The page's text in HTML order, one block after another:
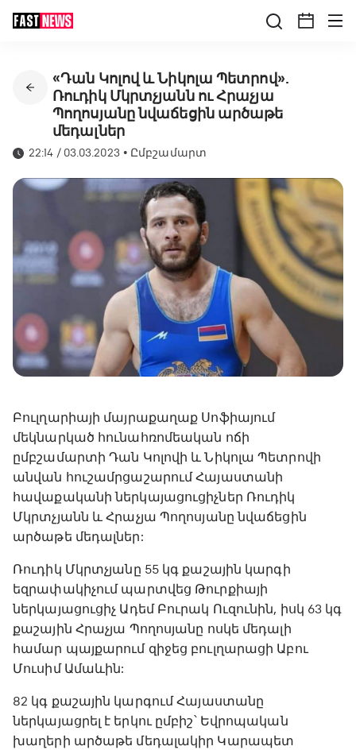
«Դան Կոլով և Նիկոլա Պետրով».
Ռուդիկ Մկրտչյանն ու Հրաչյա
Պողոսյանը նվաճեցին արծաթե
մեդալներ
22:14 / 03.03.2023 • Ըմբշամարտ
Բուլղարիայի մայրաքաղաք Սոֆիայում
մեկնարկած հունահռոմեական ոճի
ըմբշամարտի Դան Կոլովի և Նիկոլա Պետրովի
անվան հուշամրցաշարում Հայաստանի
հավաքականի ներկայացուցիչներ Ռուդիկ
Մկրտչյանն և Հրաչյա Պողոսյանը նվաճեցին
արծաթե մեդալներ:
Ռուդիկ Մկրտչյանը 55 կգ քաշային կարգի
եզրափակիչում պարտվեց Թուրքիայի
ներկայացուցիչ Ադեմ Բուրակ Ուզունին, իսկ 63 կգ
քաշային Հրաչյա Պողոսյանը ոսկե մեդալի
համար պայքարում զիջեց բուլղարացի Աբու
Մուսիմ Ամաևին:
82 կգ քաշային կարգում Հայաստանը
ներկայացրել է երկու ըմբիշ՝ Եվրոպական
խաղերի արծաթե մեդալակիր Կարապետ